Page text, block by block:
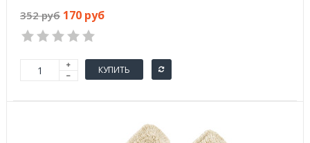
352 руб 170 руб
КУПИТЬ